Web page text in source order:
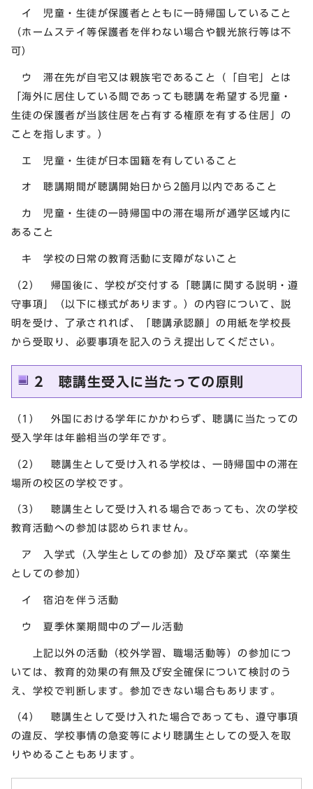
イ 児童・生徒が保護者とともに一時帰国していること
（ホームステイ等保護者を伴わない場合や観光旅行等は不
可）
ウ 滞在先が自宅又は親族宅であること（「自宅」とは
「海外に居住している間であっても聴講を希望する児童・
生徒の保護者が当該住居を占有する権原を有する住居」の
ことを指します。）
エ 児童・生徒が日本国籍を有していること
オ 聴講期間が聴講開始日から2箇月以内であること
カ 児童・生徒の一時帰国中の滞在場所が通学区域内に
あること
キ 学校の日常の教育活動に支障がないこと
（2） 帰国後に、学校が交付する「聴講に関する説明・遵
守事項」（以下に様式があります。）の内容について、説
明を受け、了承されれば、「聴講承認願」の用紙を学校長
から受取り、必要事項を記入のうえ提出してください。
2 聴講生受入に当たっての原則
（1） 外国における学年にかかわらず、聴講に当たっての
受入学年は年齢相当の学年です。
（2） 聴講生として受け入れる学校は、一時帰国中の滞在
場所の校区の学校です。
（3） 聴講生として受け入れる場合であっても、次の学校
教育活動への参加は認められません。
ア 入学式（入学生としての参加）及び卒業式（卒業生
としての参加）
イ 宿泊を伴う活動
ウ 夏季休業期間中のプール活動
上記以外の活動（校外学習、職場活動等）の参加につ
いては、教育的効果の有無及び安全確保について検討のう
え、学校で判断します。参加できない場合もあります。
（4） 聴講生として受け入れた場合であっても、遵守事項
の違反、学校事情の急変等により聴講生としての受入を取
りやめることもあります。